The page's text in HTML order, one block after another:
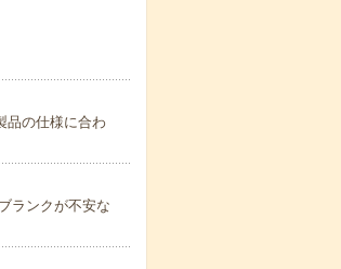
品の仕様に合わ
ランクが不安な